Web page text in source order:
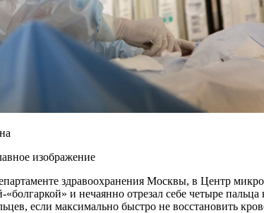
изображение
здравоохранения Москвы, в Центр
и нечаянно отрезал себе четыре
если максимально быстро не восстановить